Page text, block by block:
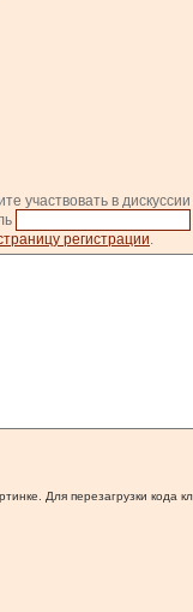
участвовать в
регистрации.
Для перезагрузки кода